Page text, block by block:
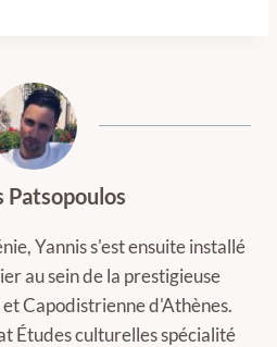
Patsopoulos
Yannis s'est ensuite installé
au sein de la prestigieuse
Capodistrienne d'Athènes.
Études culturelles spécialité